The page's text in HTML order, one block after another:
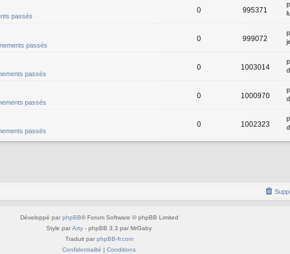
passés
0 995371
passés
0 999072
passés
0 1003014
passés
0 1000970
passés
0 1002323
Développé par phpBB® Forum Software © phpBB Limited
Style par Arty - phpBB 3.3 par MrGaby
Traduit par phpBB-fr.com
Confidentialité
Conditions